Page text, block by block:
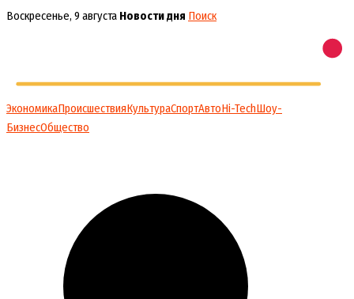
Перейти
Воскресенье, 9 августа Новости дня Поиск
ЭкономикаПроисшествияКультураСпортАвтоHi-TechШоу-
БизнесОбщество